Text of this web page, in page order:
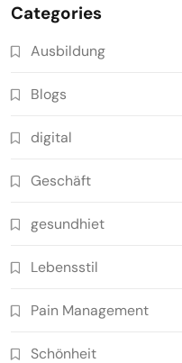
Categories
Ausbildung
Blogs
digital
Geschäft
gesundhiet
Lebensstil
Pain Management
Schönheit